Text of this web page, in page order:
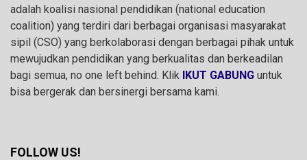
adalah koalisi nasional pendidikan (national education
coalition) yang terdiri dari berbagai organisasi masyarakat
sipil (CSO) yang berkolaborasi dengan berbagai pihak untuk
mewujudkan pendidikan yang berkualitas dan berkeadilan
bagi semua, no one left behind. Klik IKUT GABUNG untuk
bisa bergerak dan bersinergi bersama kami.
FOLLOW US!